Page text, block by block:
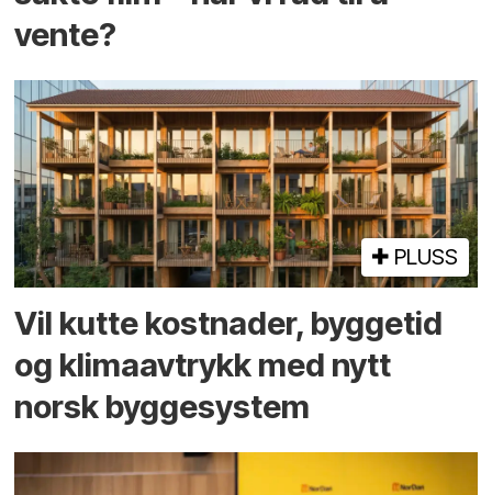
vente?
PLUSS
Vil kutte kostnader, byggetid
og klima­avtrykk med nytt
norsk bygge­system